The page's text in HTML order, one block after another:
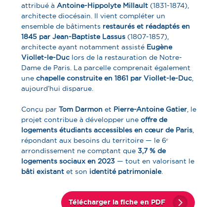
attribué à Antoine-Hippolyte Millault (1831-1874),
architecte diocésain. Il vient compléter un
ensemble de bâtiments restaurés et réadaptés en
1845 par Jean-Baptiste Lassus (1807-1857),
architecte ayant notamment assisté Eugène
Viollet-le-Duc lors de la restauration de Notre-
Dame de Paris. La parcelle comprenait également
unechapelle construite en 1861 par Viollet-le-Duc
aujourd’hui disparue.
Conçu parTom Darmon et Pierre-Antoine Gatier , le
projet contribue à développer uneoffre de
logements étudiants accessibles en cœur de Paris
répondant aux besoins du territoire — le 6ᵉ
arrondissement ne comptant que 3,7 % de
logements sociaux en 2023 — tout en valorisant le
bâti existant et son identité patrimoniale.
Télécharger la fiche en PDF